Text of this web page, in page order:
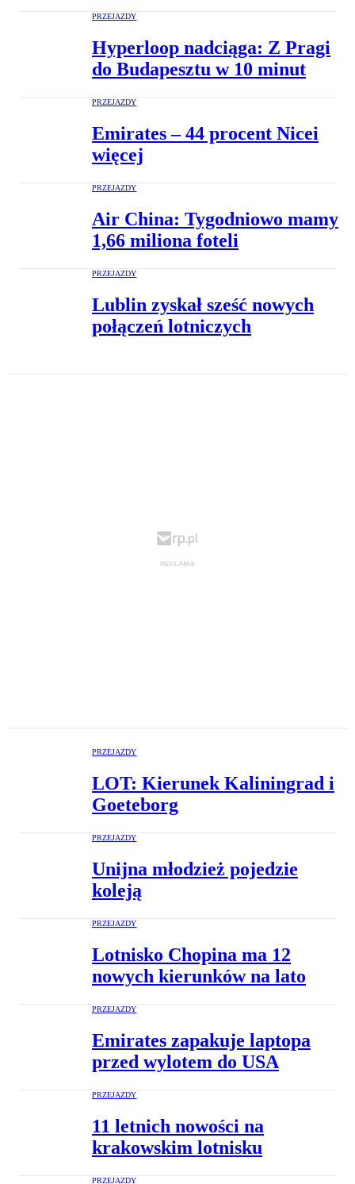
PRZEJAZDY
Hyperloop nadciąga: Z Pragi
do Budapesztu w 10 minut
PRZEJAZDY
Emirates – 44 procent Nicei
więcej
PRZEJAZDY
Air China: Tygodniowo mamy
1,66 miliona foteli
PRZEJAZDY
Lublin zyskał sześć nowych
połączeń lotniczych
PRZEJAZDY
LOT: Kierunek Kaliningrad i
Goeteborg
PRZEJAZDY
Unijna młodzież pojedzie
koleją
PRZEJAZDY
Lotnisko Chopina ma 12
nowych kierunków na lato
PRZEJAZDY
Emirates zapakuje laptopa
przed wylotem do USA
PRZEJAZDY
11 letnich nowości na
krakowskim lotnisku
PRZEJAZDY